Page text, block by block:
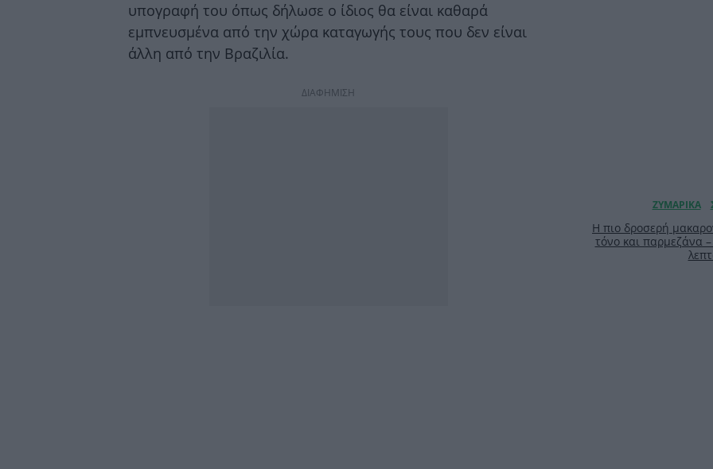
υπογραφή του όπως δήλωσε ο ίδιος θα είναι καθαρά
εμπνευσμένα από την χώρα καταγωγής τους που δεν είναι
άλλη από την Βραζιλία.
ΔΙΑΦΗΜΙΣΗ
Η πιο δροσερή
τόνο και παρμεζάνα